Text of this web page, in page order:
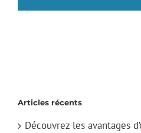
Articles récents
Découvrez les avantages